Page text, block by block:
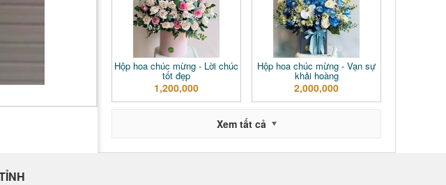
Hộp hoa chúc mừng - Lời chúc
tốt đẹp
1,200,000
Hộp hoa chúc mừng - Vạn sự
khải hoàng
2,000,000
Xem tất cả